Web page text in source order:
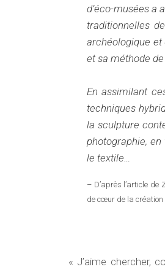
d’éco-musées a
traditionnelles
archéologique et
et sa méthode
En assimilant
techniques
la sculpture
photographie,
le textile…
– D’après l’article de
de cœur de la
« J’aime chercher,